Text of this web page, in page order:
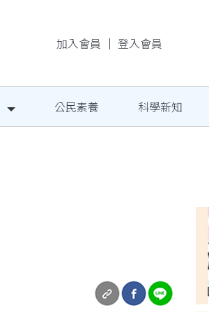
加入會員 ｜ 登入會員
公民素養 科學新知